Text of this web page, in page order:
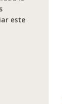
este